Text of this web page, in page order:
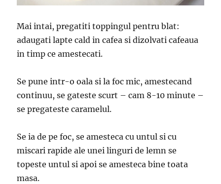
Mai intai, pregatiti toppingul pentru blat:
adaugati lapte cald in cafea si dizolvati cafeaua
in timp ce amestecati.
Se pune intr-o oala si la foc mic, amestecand
continuu, se gateste scurt – cam 8-10 minute –
se pregateste caramelul.
Se ia de pe foc, se amesteca cu untul si cu
miscari rapide ale unei linguri de lemn se
topeste untul si apoi se amesteca bine toata
masa.